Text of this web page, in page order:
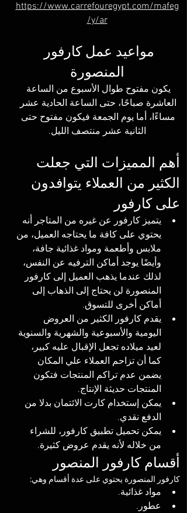
https://www.carrefouregypt.com/mafeg
y/ar/
مواعيد عمل كارفور
المنصورة
يكون مفتوح طوال الأسبوع من الساعة
العاشرة صباحًا، حتى الساعة الحادية عشر
مساءًا، أما يوم الجمعة فيكون مفتوح حتى
الثانية عشر منتصف الليل.
أهم المميزات التي جعلت
الكثير من العملاء يتوافدون
على كارفور
يتميز كارفور عن غيره من المتاجر أنه
يحتوي على كافة ما يحتاجه العميل، من
ملابس وأطعمة ومواد غذائية جافة،
وأيضًا يوجد أماكن الترفيه عن النفس،
لذلك عندما يذهب العميل إلى كارفور
المنصورة لن يحتاج إلى الذهاب إلى
أماكن أخرى للتسوق.
يقدم كارفور الكثير من العروض
اليومية والأسبوعية والشهرية والسنوية
لعيد ميلاده تجعل الإقبال عليه كبير،
كما أن تزاحم العملاء علي المكان
يضمن عدم تراكم المنتجات فتكون
المنتجات حديثة الإنتاج.
يمكن إستخدام كارت الائتمان بدلا من
الدفع نقدي.
يمكن تحميل تطبيق كارفور، للشراء
من خلاله لأنه يقدم عروض كثيرة.
أقسام كارفور المنصور
كارفور المنصورة يحتوي على عدة أقسام وهي:
مواد غذائية.
عطور.